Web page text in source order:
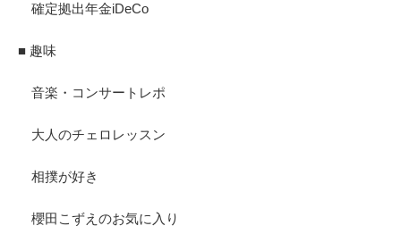
確定拠出年金iDeCo
■ 趣味
音楽・コンサートレポ
大人のチェロレッスン
相撲が好き
櫻田こずえのお気に入り